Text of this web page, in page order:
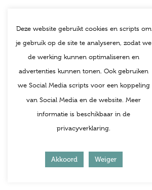
Deze website gebruikt cookies en scripts om
je gebruik op de site te analyseren, zodat we
de werking kunnen optimaliseren en
advertenties kunnen tonen. Ook gebruiken
we Social Media scripts voor een koppeling
van Social Media en de website. Meer
informatie is beschikbaar in de
privacyverklaring.
Akkoord Weiger